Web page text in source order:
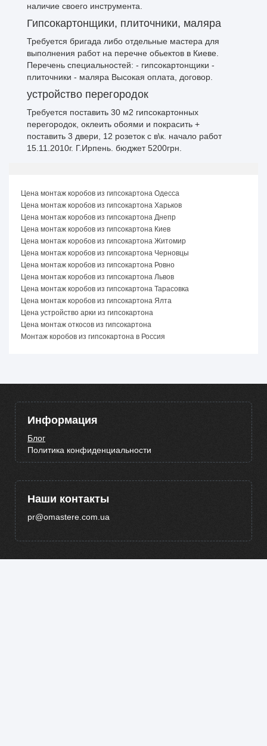
наличие своего инструмента.
Гипсокартонщики, плиточники, маляра
Требуется бригада либо отдельные мастера для
выполнения работ на перечне обьектов в Киеве.
Перечень специальностей: - гипсокартонщики -
плиточники - маляра Высокая оплата, договор.
устройство перегородок
Требуется поставить 30 м2 гипсокартонных
перегородок, оклеить обоями и покрасить +
поставить 3 двери, 12 розеток с в\к. начало работ
15.11.2010г. Г.Ирпень. бюджет 5200грн.
Цена монтаж коробов из гипсокартона Одесса
Цена монтаж коробов из гипсокартона Харьков
Цена монтаж коробов из гипсокартона Днепр
Цена монтаж коробов из гипсокартона Киев
Цена монтаж коробов из гипсокартона Житомир
Цена монтаж коробов из гипсокартона Черновцы
Цена монтаж коробов из гипсокартона Ровно
Цена монтаж коробов из гипсокартона Львов
Цена монтаж коробов из гипсокартона Тарасовка
Цена монтаж коробов из гипсокартона Ялта
Цена устройство арки из гипсокартона
Цена монтаж откосов из гипсокартона
Монтаж коробов из гипсокартона в Россия
Информация
Блог
Политика конфиденциальности
Наши контакты
pr@omastere.com.ua